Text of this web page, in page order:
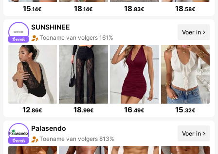
15.14€ 18.14€ 18.83€ 18.58€
SUNSHINEE
Toename van volgers 161%
Voer in
12.86€ 18.99€ 16.49€ 15.32€
Palasendo
Toename van volgers 813%
Voer in